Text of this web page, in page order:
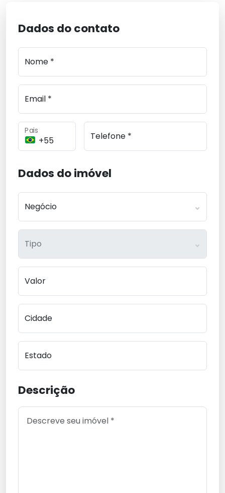
Dados do contato
Nome *
Email *
Pais Telefone *
Dados do imóvel
Negócio
Tipo
Valor
Cidade
Estado
Descrição